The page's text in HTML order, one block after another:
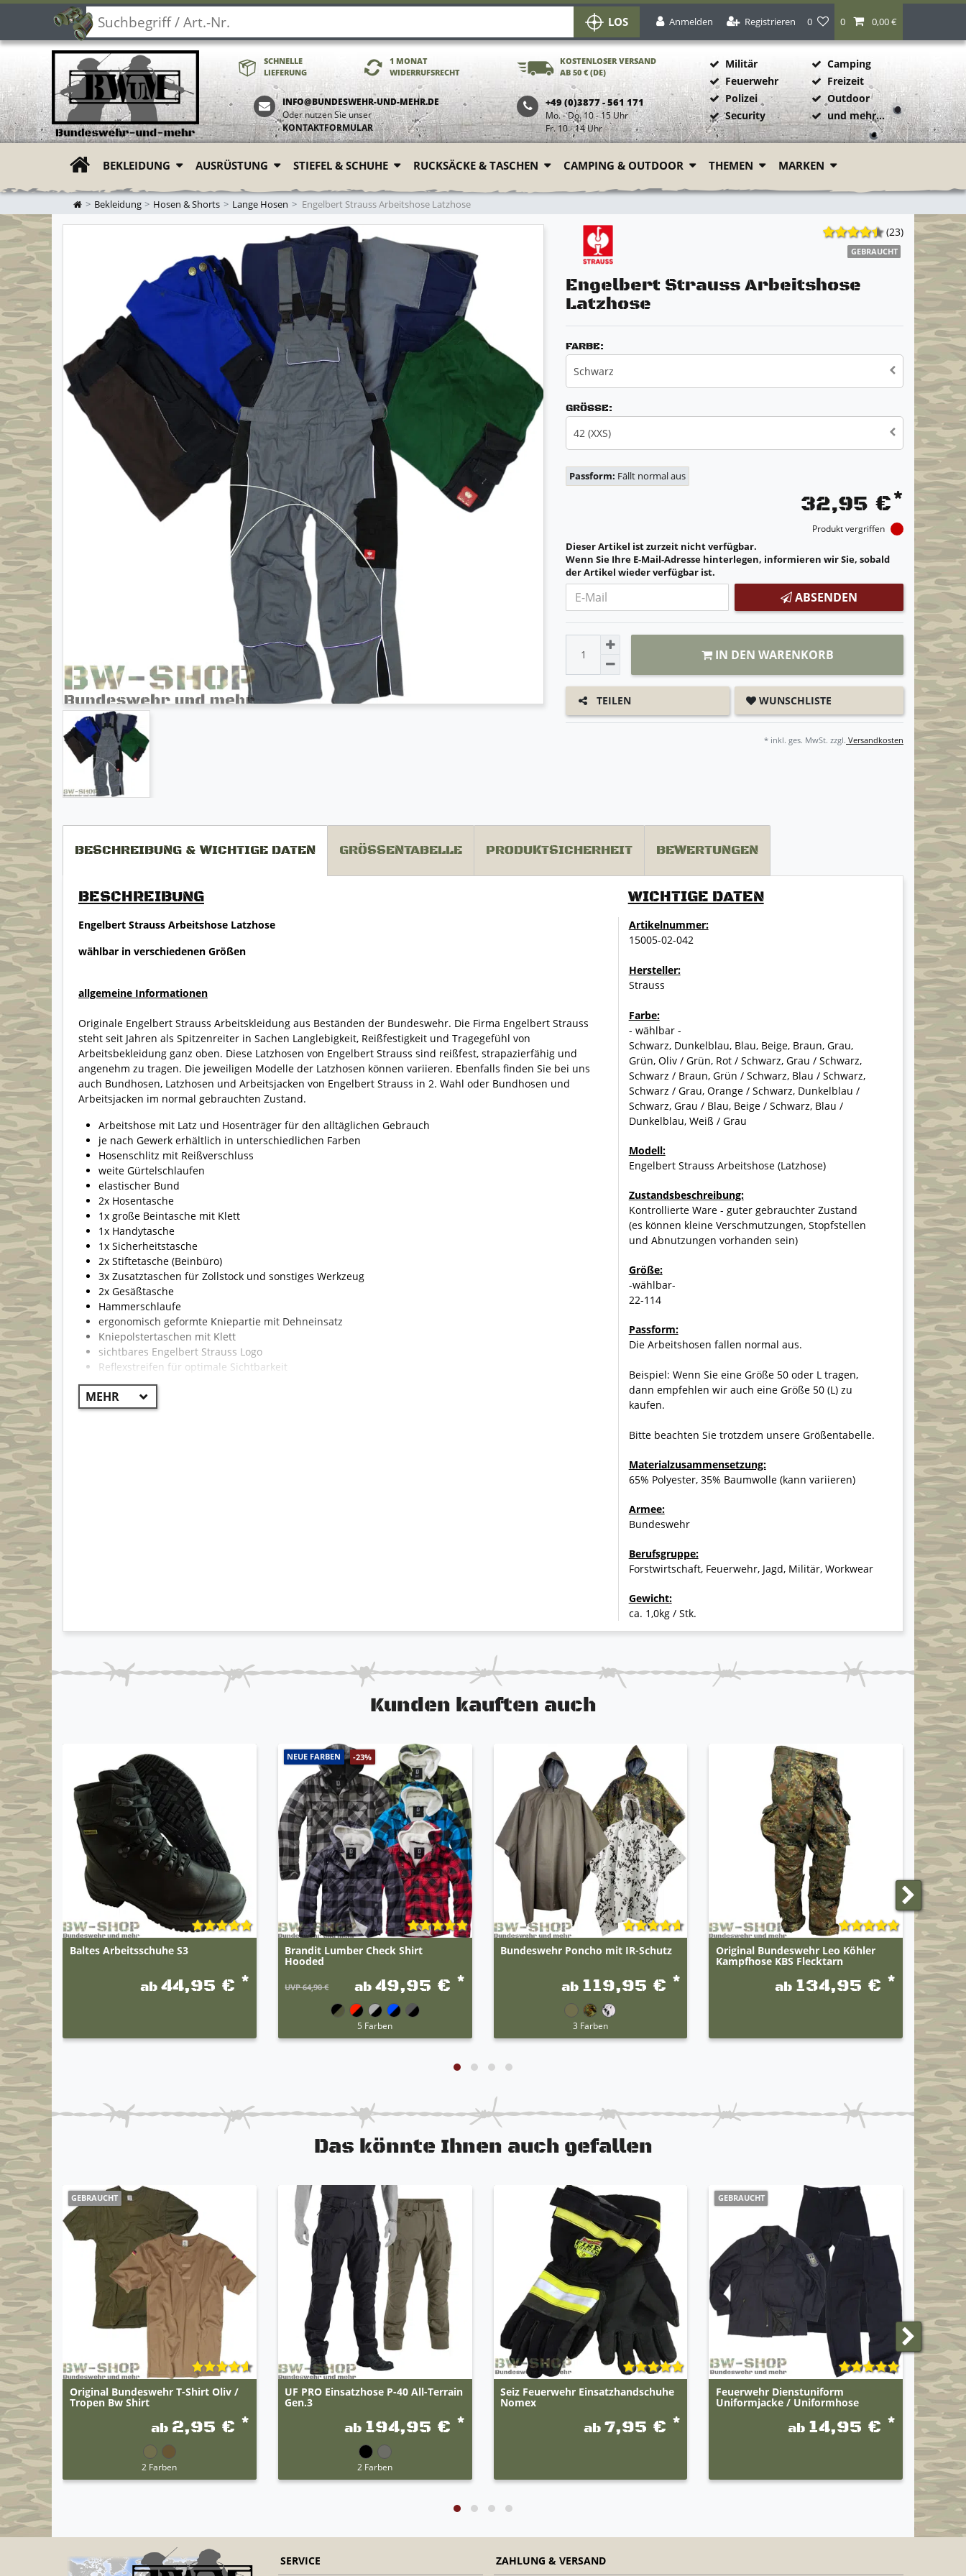
LOS Anmelden Registrieren 0 0 0,00 €
SCHNELLE
LIEFERUNG
1 MONAT
WIDERRUFSRECHT
KOSTENLOSER VERSAND
AB 50 € (DE)
INFO@BUNDESWEHR-UND-MEHR.DE
Oder nutzen Sie unser
KONTAKTFORMULAR
+49 (0)3877 - 561 171
Mo. - Do. 10 - 15 Uhr
Fr. 10 - 14 Uhr
Militär
Feuerwehr
Polizei
Security
Camping
Freizeit
Outdoor
und mehr...
ZUR STARTSEITE
BEKLEIDUNG AUSRÜSTUNG STIEFEL & SCHUHE RUCKSÄCKE & TASCHEN CAMPING & OUTDOOR THEMEN MARKEN
Bekleidung Hosen & Shorts Lange Hosen Engelbert Strauss Arbeitshose Latzhose
(23)
GEBRAUCHT
Engelbert Strauss Arbeitshose
Latzhose
FARBE:
Schwarz
GRÖSSE:
42 (XXS)
Passform: Fällt normal aus
32,95 €*
Produkt vergriffen
Dieser Artikel ist zurzeit nicht verfügbar.
Wenn Sie Ihre E-Mail-Adresse hinterlegen, informieren wir Sie, sobald
der Artikel wieder verfügbar ist.
ABSENDEN
IN DEN WARENKORB
TEILEN WUNSCHLISTE
* inkl. ges. MwSt. zzgl. Versandkosten
BESCHREIBUNG & WICHTIGE DATEN GRÖSSENTABELLE PRODUKTSICHERHEIT BEWERTUNGEN
BESCHREIBUNG
Engelbert Strauss Arbeitshose Latzhose
wählbar in verschiedenen Größen
allgemeine Informationen
Originale Engelbert Strauss Arbeitskleidung aus Beständen der Bundeswehr. Die Firma Engelbert Strauss
steht seit Jahren als Spitzenreiter in Sachen Langlebigkeit, Reißfestigkeit und Tragegefühl von
Arbeitsbekleidung ganz oben. Diese Latzhosen von Engelbert Strauss sind reißfest, strapazierfähig und
angenehm zu tragen. Die jeweiligen Modelle der Latzhosen können variieren. Ebenfalls finden Sie bei uns
auch Bundhosen, Latzhosen und Arbeitsjacken von Engelbert Strauss in 2. Wahl oder Bundhosen und
Arbeitsjacken im normal gebrauchten Zustand.
Arbeitshose mit Latz und Hosenträger für den alltäglichen Gebrauch
je nach Gewerk erhältlich in unterschiedlichen Farben
Hosenschlitz mit Reißverschluss
weite Gürtelschlaufen
elastischer Bund
2x Hosentasche
1x große Beintasche mit Klett
1x Handytasche
1x Sicherheitstasche
2x Stiftetasche (Beinbüro)
3x Zusatztaschen für Zollstock und sonstiges Werkzeug
2x Gesäßtasche
Hammerschlaufe
ergonomisch geformte Kniepartie mit Dehneinsatz
Kniepolstertaschen mit Klett
sichtbares Engelbert Strauss Logo
Reflexstreifen für optimale Sichtbarkeit
reißfest und strapazierfähig
WICHTIGE DATEN
Artikelnummer:
15005-02-042
Hersteller:
Strauss
Farbe:
- wählbar -
Schwarz, Dunkelblau, Blau, Beige, Braun, Grau,
Grün, Oliv / Grün, Rot / Schwarz, Grau / Schwarz,
Schwarz / Braun, Grün / Schwarz, Blau / Schwarz,
Schwarz / Grau, Orange / Schwarz, Dunkelblau /
Schwarz, Grau / Blau, Beige / Schwarz, Blau /
Dunkelblau, Weiß / Grau
Modell:
Engelbert Strauss Arbeitshose (Latzhose)
Zustandsbeschreibung:
Kontrollierte Ware - guter gebrauchter Zustand
(es können kleine Verschmutzungen, Stopfstellen
und Abnutzungen vorhanden sein)
Größe:
-wählbar-
22-114
Passform:
Die Arbeitshosen fallen normal aus.
Beispiel: Wenn Sie eine Größe 50 oder L tragen,
dann empfehlen wir auch eine Größe 50 (L) zu
kaufen.
Bitte beachten Sie trotzdem unsere Größentabelle.
Materialzusammensetzung:
65% Polyester, 35% Baumwolle (kann variieren)
Armee:
Bundeswehr
Berufsgruppe:
Forstwirtschaft, Feuerwehr, Jagd, Militär, Workwear
Gewicht:
ca. 1,0kg / Stk.
Kunden kauften auch
Baltes Arbeitsschuhe S3
ab44,95 € *
NEUE FARBEN -23%
Brandit Lumber Check Shirt
Hooded
UVP 64,90 € ab 49,95 € *
5 Farben
Bundeswehr Poncho mit IR-Schutz
ab 119,95 € *
3 Farben
Original Bundeswehr Leo Köhler
Kampfhose KBS Flecktarn
ab 134,95 € *
Das könnte Ihnen auch gefallen
GEBRAUCHT
Original Bundeswehr T-Shirt Oliv /
Tropen Bw Shirt
ab 2,95 € *
2 Farben
UF PRO Einsatzhose P-40 All-Terrain
Gen.3
ab 194,95 € *
2 Farben
Seiz Feuerwehr Einsatzhandschuhe
Nomex
ab 7,95 € *
GEBRAUCHT
Feuerwehr Dienstuniform
Uniformjacke / Uniformhose
ab 14,95 € *
SERVICE ZAHLUNG & VERSAND